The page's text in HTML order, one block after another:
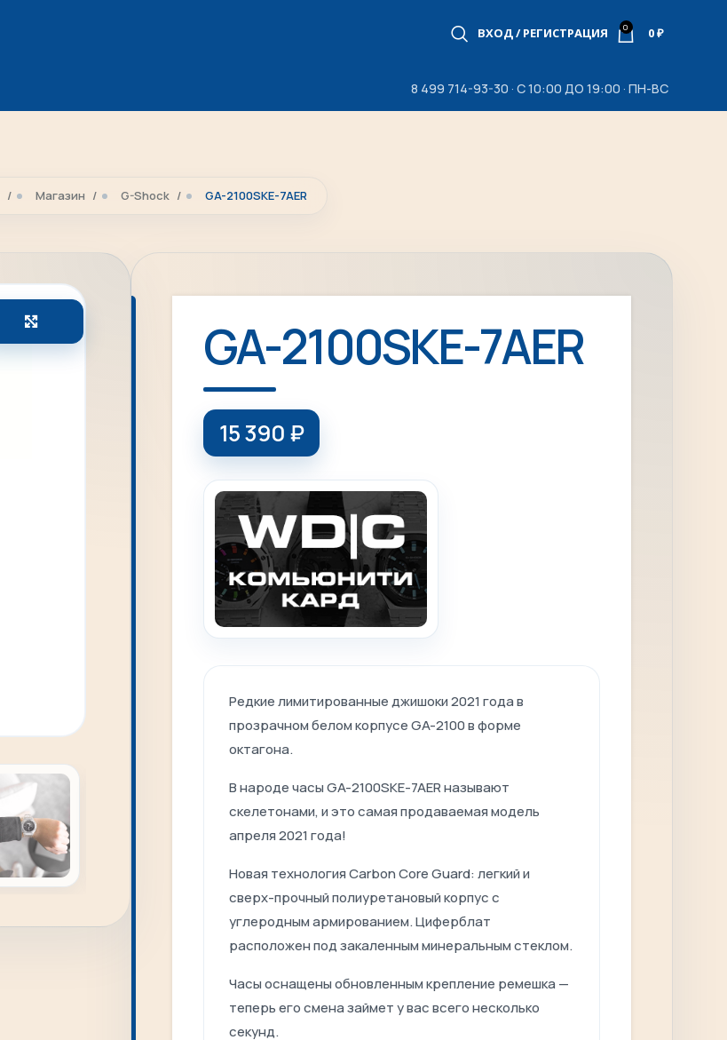
ВХОД / РЕГИСТРАЦИЯ 0 0₽
8 499 714-93-30 · С 10:00 ДО 19:00 · ПН-ВС
Магазин G-Shock GA-2100SKE-7AER
GA-2100SKE-7AER
15 390 ₽
Редкие лимитированные джишоки 2021 года в
прозрачном белом корпусе GA-2100 в форме
октагона.
В народе часы GA-2100SKE-7AER называют
скелетонами, и это самая продаваемая модель
апреля 2021 года!
Новая технология Carbon Core Guard: легкий и
сверх-прочный полиуретановый корпус с
углеродным армированием. Циферблат
расположен под закаленным минеральным стеклом.
Часы оснащены обновленным крепление ремешка —
теперь его смена займет у вас всего несколько
секунд.